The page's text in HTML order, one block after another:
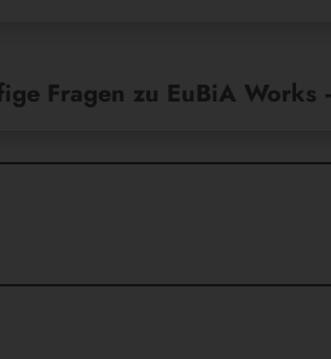
Fragen zu EuBiA